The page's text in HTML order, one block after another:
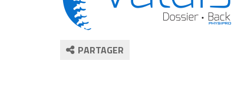
PARTAGER